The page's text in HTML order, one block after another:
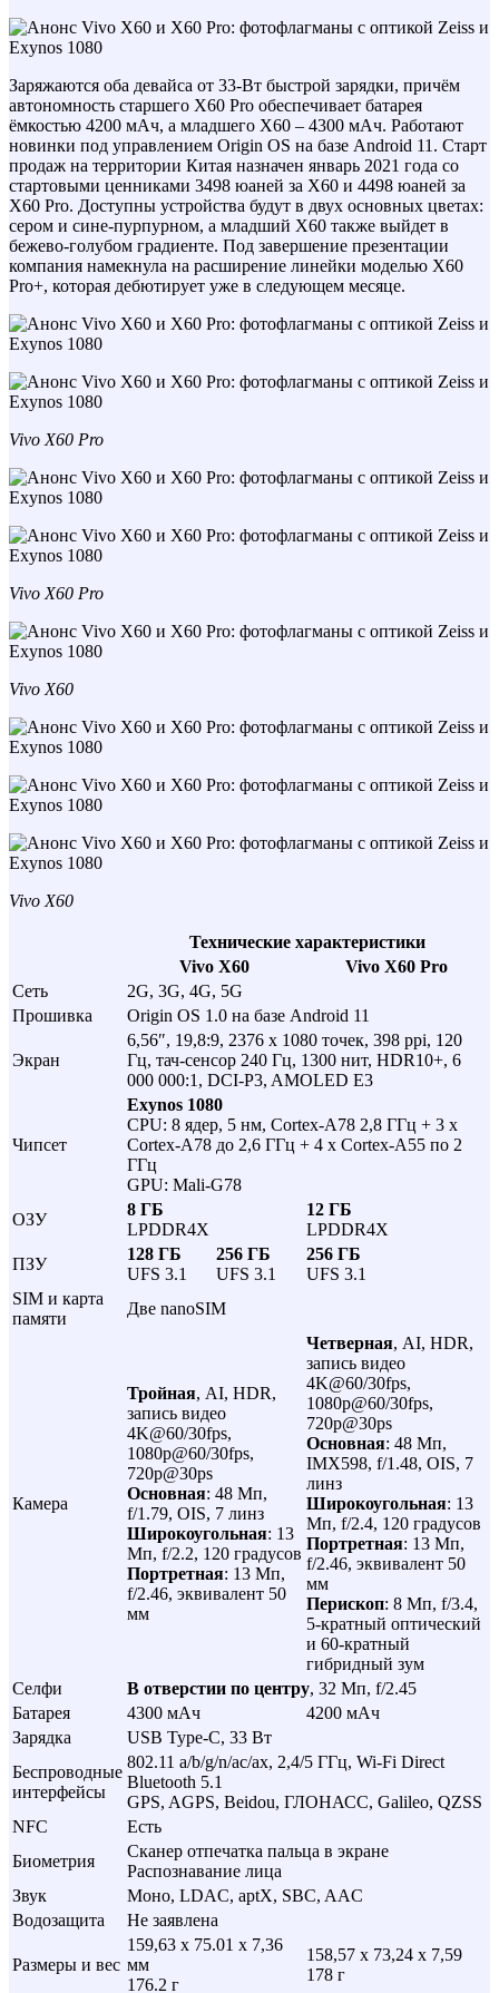
Заряжаются оба девайса от 33-Вт быстрой зарядки, причём
автономность старшего X60 Pro обеспечивает батарея
ёмкостью 4200 мАч, а младшего X60 – 4300 мАч. Работают
новинки под управлением Origin OS на базе Android 11. Старт
продаж на территории Китая назначен январь 2021 года со
стартовыми ценниками 3498 юаней за X60 и 4498 юаней за
X60 Pro. Доступны устройства будут в двух основных цветах:
сером и сине-пурпурном, а младший X60 также выйдет в
бежево-голубом градиенте. Под завершение презентации
компания намекнула на расширение линейки моделью X60
Pro+, которая дебютирует уже в следующем месяце.
Vivo X60 Pro
Vivo X60 Pro
Vivo X60
Vivo X60
Технические характеристики
Vivo X60
Vivo X60 Pro
Сеть
2G, 3G, 4G, 5G
Прошивка
Origin OS 1.0 на базе Android 11
Экран
6,56″, 19,8:9, 2376 x 1080 точек, 398 ppi, 120
Гц, тач-сенсор 240 Гц, 1300 нит, HDR10+, 6
000 000:1, DCI-P3, AMOLED Е3
Чипсет
Exynos 1080
CPU: 8 ядер, 5 нм, Cortex-A78 2,8 ГГц + 3 x
Cortex-A78 до 2,6 ГГц + 4 x Cortex-A55 по 2
ГГц
GPU: Mali-G78
ОЗУ
8 ГБ
LPDDR4X
12 ГБ
LPDDR4X
ПЗУ
128 ГБ
UFS 3.1
256 ГБ
UFS 3.1
256 ГБ
UFS 3.1
SIM и карта
памяти
Две nanoSIM
Камера
Тройная, AI, HDR,
запись видео
4K@60/30fps,
1080p@60/30fps,
720p@30ps
Основная: 48 Мп,
f/1.79, OIS, 7 линз
Широкоугольная: 13
Мп, f/2.2, 120 градусов
Портретная: 13 Мп,
f/2.46, эквивалент 50
мм
Четверная, AI, HDR,
запись видео
4K@60/30fps,
1080p@60/30fps,
720p@30ps
Основная: 48 Мп,
IMX598, f/1.48, OIS, 7
линз
Широкоугольная: 13
Мп, f/2.4, 120 градусов
Портретная: 13 Мп,
f/2.46, эквивалент 50
мм
Перископ: 8 Мп, f/3.4,
5-кратный оптический
и 60-кратный
гибридный зум
Селфи
В отверстии по центру, 32 Мп, f/2.45
Батарея
4300 мАч
4200 мАч
Зарядка
USB Type-C, 33 Вт
Беспроводные
интерфейсы
802.11 a/b/g/n/ac/ax, 2,4/5 ГГц, Wi-Fi Direct
Bluetooth 5.1
GPS, AGPS, Beidou, ГЛОНАСС, Galileo, QZSS
NFC
Есть
Биометрия
Сканер отпечатка пальца в экране
Распознавание лица
Звук
Моно, LDAC, aptX, SBC, AAC
Водозащита
Не заявлена
Размеры и вес
159,63 x 75.01 x 7,36
мм
176.2 г
158,57 x 73,24 x 7,59
178 г